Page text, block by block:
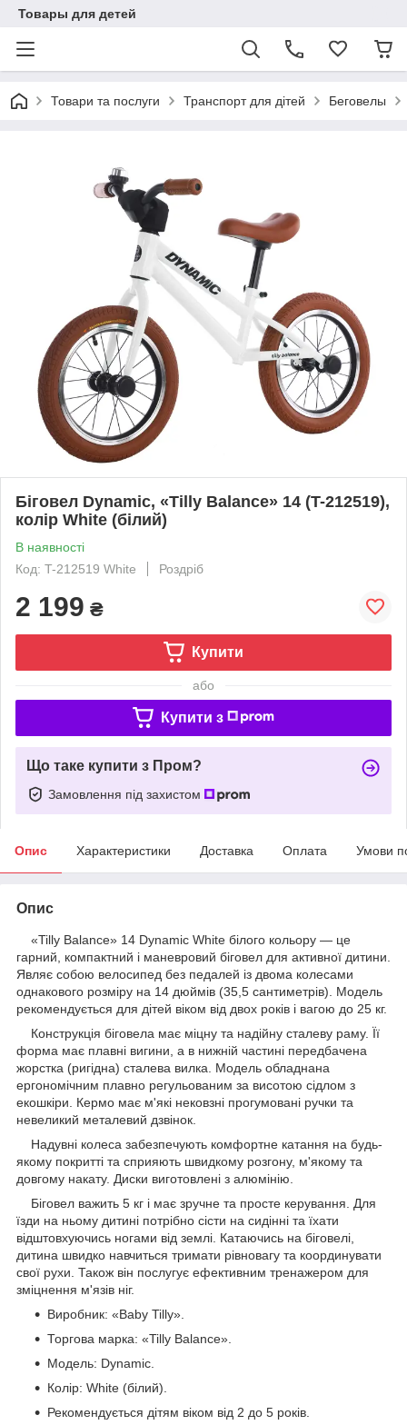
Товары для детей
Товари та послуги Транспорт для дітей Беговелы
Біговел Dynamic, «Tilly Balance» 14 (T-212519),
колір White (білий)
В наявності
Код: T-212519 White
Роздріб
2 199 ₴
Купити
або
Купити з
Що таке купити з Пром?
Замовлення під захистом
Опис Характеристики Доставка Оплата Умови
Опис
«Tilly Balance» 14 Dynamic White білого кольору — це
гарний, компактний і маневровий біговел для активної дитини.
Являє собою велосипед без педалей із двома колесами
однакового розміру на 14 дюймів (35,5 сантиметрів). Модель
рекомендується для дітей віком від двох років і вагою до 25 кг.
Конструкція біговела має міцну та надійну сталеву раму. Її
форма має плавні вигини, а в нижній частині передбачена
жорстка (ригідна) сталева вилка. Модель обладнана
ергономічним плавно регульованим за висотою сідлом з
екошкіри. Кермо має м'які нековзні прогумовані ручки та
невеликий металевий дзвінок.
Надувні колеса забезпечують комфортне катання на будь-
якому покритті та сприяють швидкому розгону, м'якому та
довгому накату. Диски виготовлені з алюмінію.
Біговел важить 5 кг і має зручне та просте керування. Для
їзди на ньому дитині потрібно сісти на сидінні та їхати
відштовхуючись ногами від землі. Катаючись на біговелі,
дитина швидко навчиться тримати рівновагу та координувати
свої рухи. Також він послугує ефективним тренажером для
зміцнення м'язів ніг.
Виробник: «Baby Tilly».
Торгова марка: «Tilly Balance».
Модель: Dynamic.
Колір: White (білий).
Рекомендується дітям віком від 2 до 5 років.